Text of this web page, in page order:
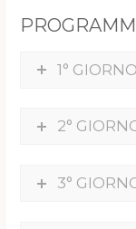
1°
2°
3°